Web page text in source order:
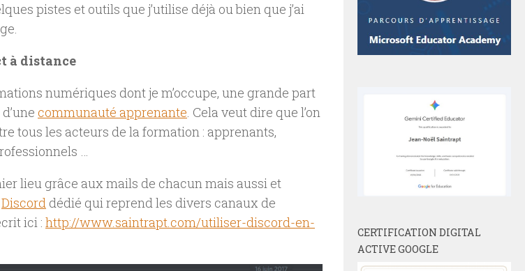
pistes et outils que j’utilise déjà ou bien que j’ai
à distance
numériques dont je m’occupe, une grande part
communauté apprenante. Cela veut dire que l’on
tous les acteurs de la formation : apprenants,
…
lieu grâce aux mails de chacun mais aussi et
Discord dédié qui reprend les divers canaux de
ici : http://www.saintrapt.com/utiliser-discord-en-
CERTIFICATION DIGITAL
ACTIVE GOOGLE